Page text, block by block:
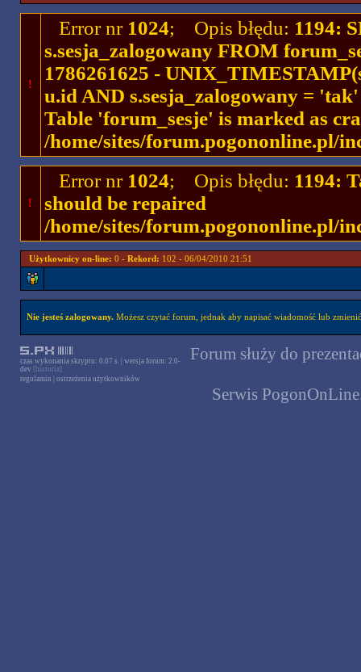
!
Error nr 1024; Opis błędu: 1194:
s.sesja_zalogowany FROM
1786261625 -
u.id AND s.sesja_zalogowany =
Table 'forum_sesje' is marked as
/home/sites/forum.pogononline.pl/
!
Error nr 1024; Opis błędu: 1194:
should be repaired
/home/sites/forum.pogononline.pl/
Użytkownicy on-line: 0 - Rekord: 102 - 06/04/2010 21:51
Nie jesteś zalogowany.Możesz czytać forum, jednak aby napisać wiadomość lub
czas wykonania skryptu: 0.07 s. | wersja forum: 2.0-
dev [historia]
regulamin
ostrzeżenia użytkowników
Forum służy do
Serwis